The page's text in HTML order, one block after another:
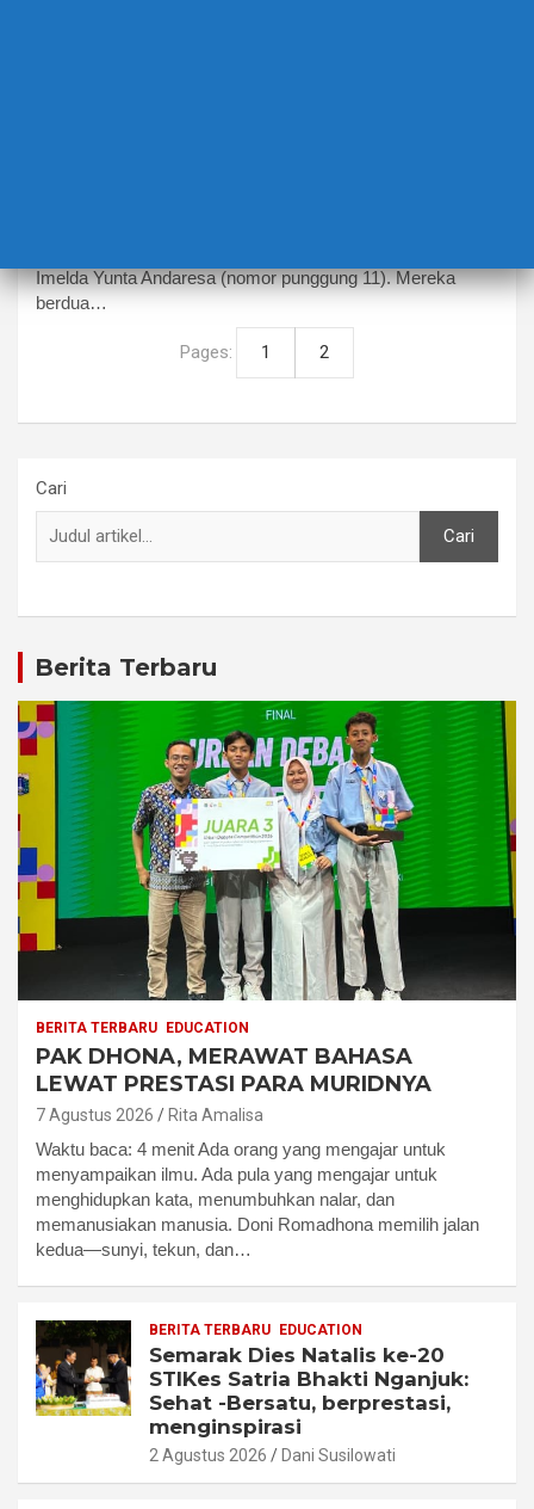
Imelda Yunta Andaresa (nomor punggung 11). Mereka
berdua…
Pages: 1 2
Cari
Cari
Berita Terbaru
BERITA TERBARU EDUCATION
PAK DHONA, MERAWAT BAHASA
LEWAT PRESTASI PARA MURIDNYA
7 Agustus 2026 Rita Amalisa
Waktu baca: 4 menit Ada orang yang mengajar untuk
menyampaikan ilmu. Ada pula yang mengajar untuk
menghidupkan kata, menumbuhkan nalar, dan
memanusiakan manusia. Doni Romadhona memilih jalan
kedua—sunyi, tekun, dan…
BERITA TERBARU EDUCATION
Semarak Dies Natalis ke-20
STIKes Satria Bhakti Nganjuk:
Sehat -Bersatu, berprestasi,
menginspirasi
2 Agustus 2026 Dani Susilowati